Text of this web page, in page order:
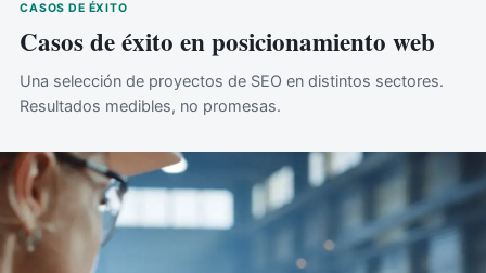
CASOS DE ÉXITO
Casos de éxito en posicionamiento web
Una selección de proyectos de SEO en distintos sectores.
Resultados medibles, no promesas.